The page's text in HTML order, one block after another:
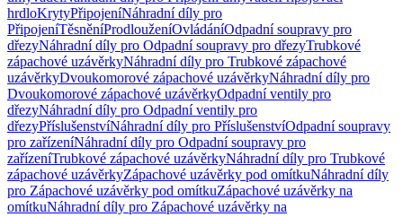
hrdloKrytyPřipojeníNáhradní díly pro
PřipojeníTěsněníProdlouženíOvládáníOdpadní soupravy pro
dřezyNáhradní díly pro Odpadní soupravy pro dřezyTrubkové
zápachové uzávěrkyNáhradní díly pro Trubkové zápachové
uzávěrkyDvoukomorové zápachové uzávěrkyNáhradní díly pro
Dvoukomorové zápachové uzávěrkyOdpadní ventily pro
dřezyNáhradní díly pro Odpadní ventily pro
dřezyPříslušenstvíNáhradní díly pro PříslušenstvíOdpadní soupravy
pro zařízeníNáhradní díly pro Odpadní soupravy pro
zařízeníTrubkové zápachové uzávěrkyNáhradní díly pro Trubkové
zápachové uzávěrkyZápachové uzávěrky pod omítkuNáhradní díly
pro Zápachové uzávěrky pod omítkuZápachové uzávěrky na
omítkuNáhradní díly pro Zápachové uzávěrky na